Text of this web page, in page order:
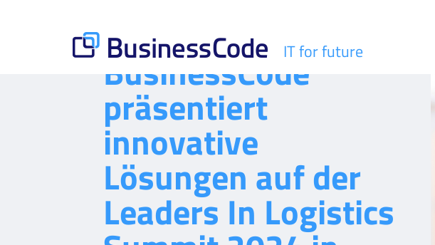
IT for future
BusinessCode
präsentiert
innovative
Lösungen auf der
Leaders In Logistics